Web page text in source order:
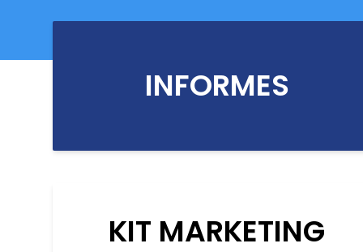
INFORMES
KIT MARKETING